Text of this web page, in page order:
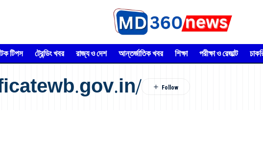
টিপস ট্রেন্ডিং খবর রাজ্য ও দেশ আন্তর্জাতিক খবর শিক্ষা পরীক্ষা ও রেজাল্ট